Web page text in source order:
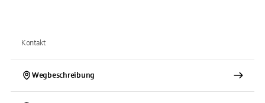
Kontakt
Wegbeschreibung